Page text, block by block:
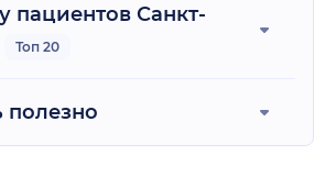
пациентов Санкт-
Топ 20